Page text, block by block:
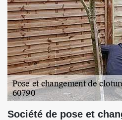
Société de pose et